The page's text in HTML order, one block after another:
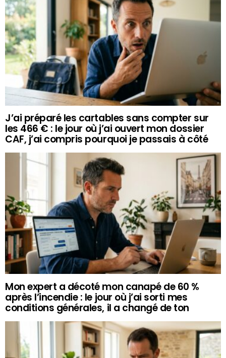
J’ai préparé les cartables sans compter sur
les 466 € : le jour où j’ai ouvert mon dossier
CAF, j’ai compris pourquoi je passais à côté
Mon expert a décoté mon canapé de 60 %
après l’incendie : le jour où j’ai sorti mes
conditions générales, il a changé de ton